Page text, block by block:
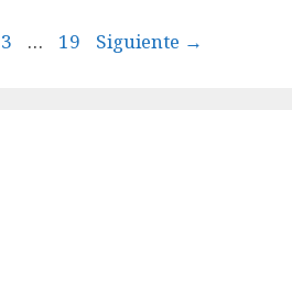
Página
3 … Página
19 Siguiente →